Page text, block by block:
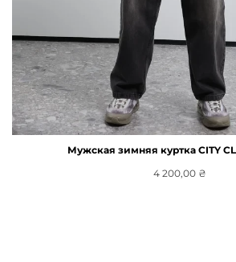
Мужская зимняя куртка CITY
4 200,00 ₴